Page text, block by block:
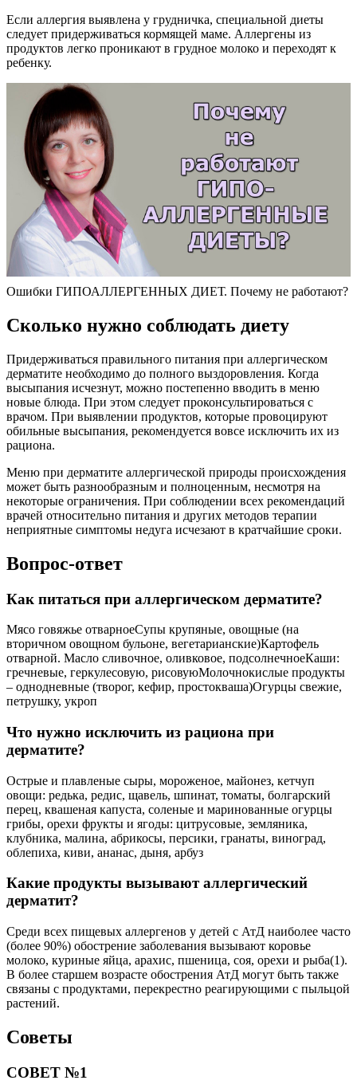
Если аллергия выявлена у грудничка, специальной диеты
следует придерживаться кормящей маме. Аллергены из
продуктов легко проникают в грудное молоко и переходят к
ребенку.
Ошибки ГИПОАЛЛЕРГЕННЫХ ДИЕТ. Почему не работают?
Сколько нужно соблюдать диету
Придерживаться правильного питания при аллергическом
дерматите необходимо до полного выздоровления. Когда
высыпания исчезнут, можно постепенно вводить в меню
новые блюда. При этом следует проконсультироваться с
врачом. При выявлении продуктов, которые провоцируют
обильные высыпания, рекомендуется вовсе исключить их из
рациона.
Меню при дерматите аллергической природы происхождения
может быть разнообразным и полноценным, несмотря на
некоторые ограничения. При соблюдении всех рекомендаций
врачей относительно питания и других методов терапии
неприятные симптомы недуга исчезают в кратчайшие сроки.
Вопрос-ответ
Как питаться при аллергическом дерматите?
Мясо говяжье отварноеСупы крупяные, овощные (на
вторичном овощном бульоне, вегетарианские)Картофель
отварной. Масло сливочное, оливковое, подсолнечноеКаши:
гречневые, геркулесовую, рисовуюМолочнокислые продукты
– однодневные (творог, кефир, простокваша)Огурцы свежие,
петрушку, укроп
Что нужно исключить из рациона при
дерматите?
Острые и плавленые сыры, мороженое, майонез, кетчуп
овощи: редька, редис, щавель, шпинат, томаты, болгарский
перец, квашеная капуста, соленые и маринованные огурцы
грибы, орехи фрукты и ягоды: цитрусовые, земляника,
клубника, малина, абрикосы, персики, гранаты, виноград,
облепиха, киви, ананас, дыня, арбуз
Какие продукты вызывают аллергический
дерматит?
Среди всех пищевых аллергенов у детей с АтД наиболее часто
(более 90%) обострение заболевания вызывают коровье
молоко, куриные яйца, арахис, пшеница, соя, орехи и рыба(1).
В более старшем возрасте обострения АтД могут быть также
связаны с продуктами, перекрестно реагирующими с пыльцой
растений.
Советы
СОВЕТ №1